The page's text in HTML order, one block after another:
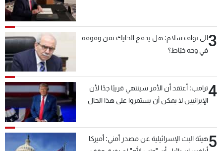
3الى نواف سلام: هل يدفع الحايك ثمن وقوفه
في وجه خيّاط؟
4ترامب: أعتقد أن الأمر سينتهي قريبًا جدًا لأن
الإيرانيين لا يمكن أن يستمروا على هذا الحال
5هيئة البث الإسرائيلية عن مصدر أمني: أميركا
شروط الإسـتخدام
سياسة الخصوصية